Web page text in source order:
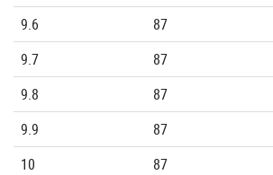
9.6
87
9.7
87
9.8
87
9.9
87
10
87